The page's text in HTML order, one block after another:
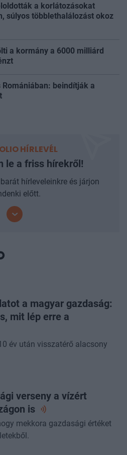
a korlátozásokat
súlyos többlethalálozást okoz
a kormány a 6000 milliárd
Romániában: beindítják a
HÍRLEVÉL
le a friss hírekről!
hírleveleinkre és járjon
előtt.
a magyar gazdaság:
mit lép erre a
év után visszatérő alacsony
verseny a vízért
is
mekkora gazdasági értéket